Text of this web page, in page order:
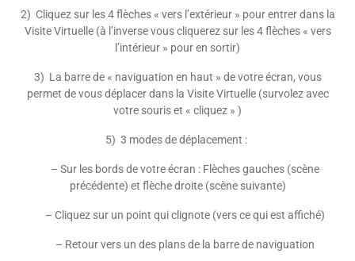
2) Cliquez sur les 4 flèches « vers l’extérieur » pour entrer dans la
Visite Virtuelle (à l’inverse vous cliquerez sur les 4 flèches « vers
l’intérieur » pour en sortir)
3) La barre de « naviguation en haut » de votre écran, vous
permet de vous déplacer dans la Visite Virtuelle (survolez avec
votre souris et « cliquez » )
5) 3 modes de déplacement :
– Sur les bords de votre écran : Flèches gauches (scène
précédente) et flèche droite (scène suivante)
– Cliquez sur un point qui clignote (vers ce qui est affiché)
– Retour vers un des plans de la barre de naviguation